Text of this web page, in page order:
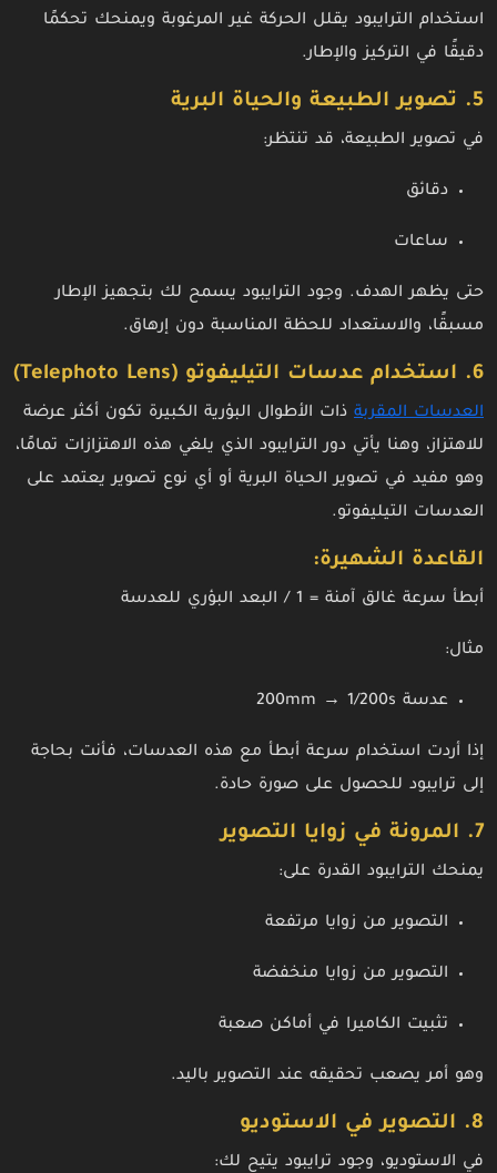
استخدام الترايبود يقلل الحركة غير المرغوبة ويمنحك تحكمًا
دقيقًا في التركيز والإطار.
5. تصوير الطبيعة والحياة البرية
في تصوير الطبيعة، قد تنتظر:
دقائق
ساعات
حتى يظهر الهدف. وجود الترايبود يسمح لك بتجهيز الإطار
مسبقًا، والاستعداد للحظة المناسبة دون إرهاق.
6. استخدام عدسات التيليفوتو (Telephoto Lens)
العدسات المقربة ذات الأطوال البؤرية الكبيرة تكون أكثر عرضة
للاهتزاز، وهنا يأتي دور الترايبود الذي يلغي هذه الاهتزازات تمامًا،
وهو مفيد في تصوير الحياة البرية أو أي نوع تصوير يعتمد على
العدسات التيليفوتو.
القاعدة الشهيرة:
أبطأ سرعة غالق آمنة = 1 / البعد البؤري للعدسة
مثال:
عدسة 200mm → 1/200s
إذا أردت استخدام سرعة أبطأ مع هذه العدسات، فأنت بحاجة
إلى ترايبود للحصول على صورة حادة.
7. المرونة في زوايا التصوير
يمنحك الترايبود القدرة على:
التصوير من زوايا مرتفعة
التصوير من زوايا منخفضة
تثبيت الكاميرا في أماكن صعبة
وهو أمر يصعب تحقيقه عند التصوير باليد.
8. التصوير في الاستوديو
في الاستوديو، وجود ترايبود يتيح لك: